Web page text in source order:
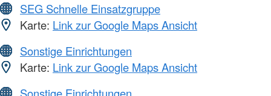
SEG Schnelle Einsatzgruppe
Karte: Link zur Google Maps Ansicht
Sonstige Einrichtungen
Karte: Link zur Google Maps Ansicht